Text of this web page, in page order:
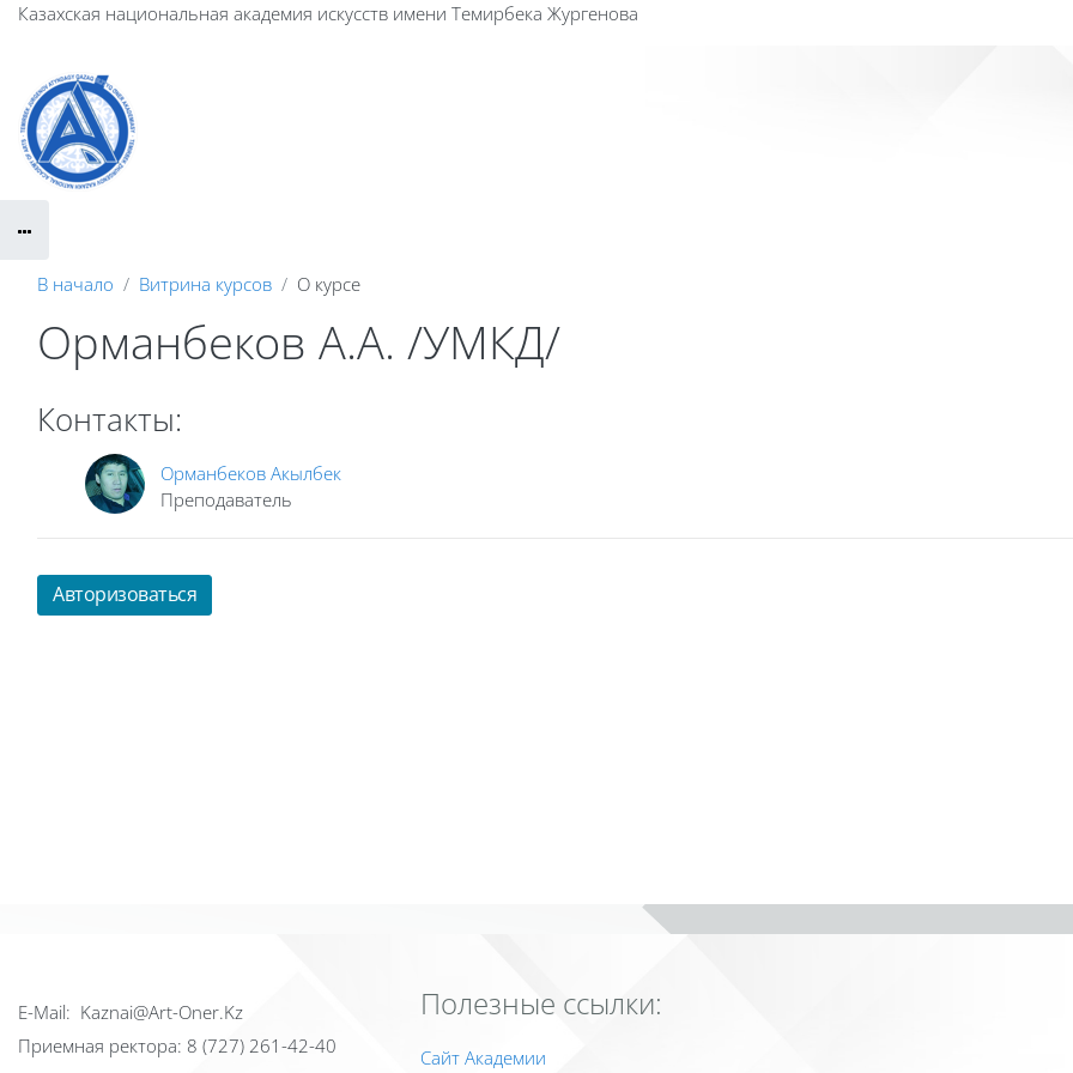
Перейти к основному содержанию
Казахская национальная академия искусств имени Темирбека Жургенова
В начало Витрина курсов О курсе
Орманбеков А.А. /УМКД/
Контакты:
Орманбеков Акылбек
Преподаватель
Авторизоваться
Е-Mail: Kaznai@Art-Oner.Kz
Приемная ректора: 8 (727) 261-42-40
Полезные ссылки:
Сайт Академии